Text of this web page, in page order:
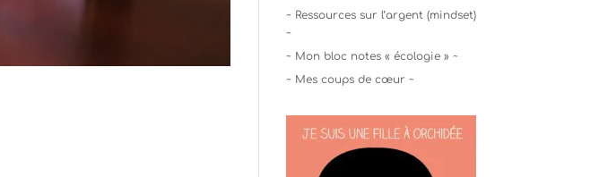
~ Ressources sur l’argent (mindset)
~
~ Mon bloc notes « écologie » ~
~ Mes coups de cœur ~